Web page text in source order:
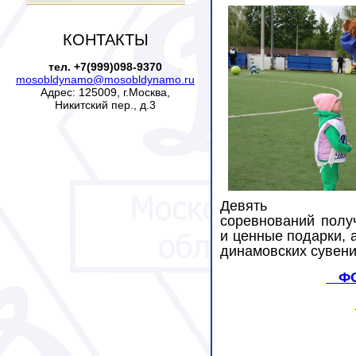
КОНТАКТЫ
тел. +7(999)098-9370
mosobldynamo@mosobldynamo.ru
Адрес: 125009, г.Москва,
Никитский пер., д.3
Девять
соревнований
и ценные подарки,
динамовских